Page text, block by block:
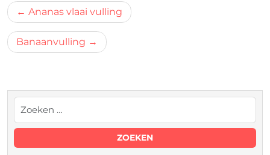
Bericht
navigatie
Ananas vlaai vulling
Banaanvulling